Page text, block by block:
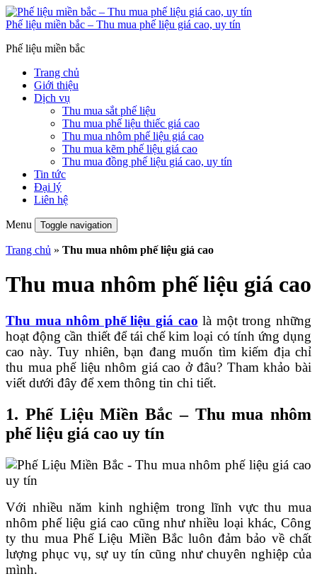
Phế liệu miền bắc – Thu mua phế liệu giá cao, uy tín
Phế liệu miền bắc
Trang chủ
Giới thiệu
Dịch vụ
Thu mua sắt phế liệu
Thu mua phế liệu thiếc giá cao
Thu mua nhôm phế liệu giá cao
Thu mua kẽm phế liệu giá cao
Thu mua đồng phế liệu giá cao, uy tín
Tin tức
Đại lý
Liên hệ
Menu Toggle navigation
Trang chủ » Thu mua nhôm phế liệu giá cao
Thu mua nhôm phế liệu giá cao
Thu mua nhôm phế liệu giá cao là một trong những
hoạt động cần thiết để tái chế kim loại có tính ứng dụng
cao này. Tuy nhiên, bạn đang muốn tìm kiếm địa chỉ
thu mua phế liệu nhôm giá cao ở đâu? Tham khảo bài
viết dưới đây để xem thông tin chi tiết.
1. Phế Liệu Miền Bắc – Thu mua nhôm
phế liệu giá cao uy tín
Với nhiều năm kinh nghiệm trong lĩnh vực thu mua
nhôm phế liệu giá cao cũng như nhiều loại khác, Công
ty thu mua Phế Liệu Miền Bắc luôn đảm bảo về chất
lượng phục vụ, sự uy tín cũng như chuyên nghiệp của
mình.